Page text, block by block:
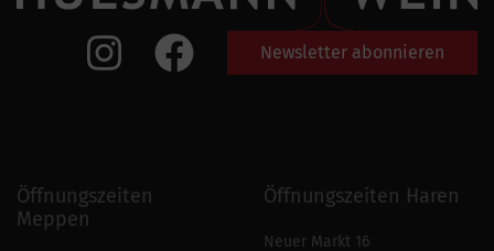
Newsletter abonnieren
Öffnungszeiten
Meppen
Öffnungszeiten Haren
Neuer Markt 16